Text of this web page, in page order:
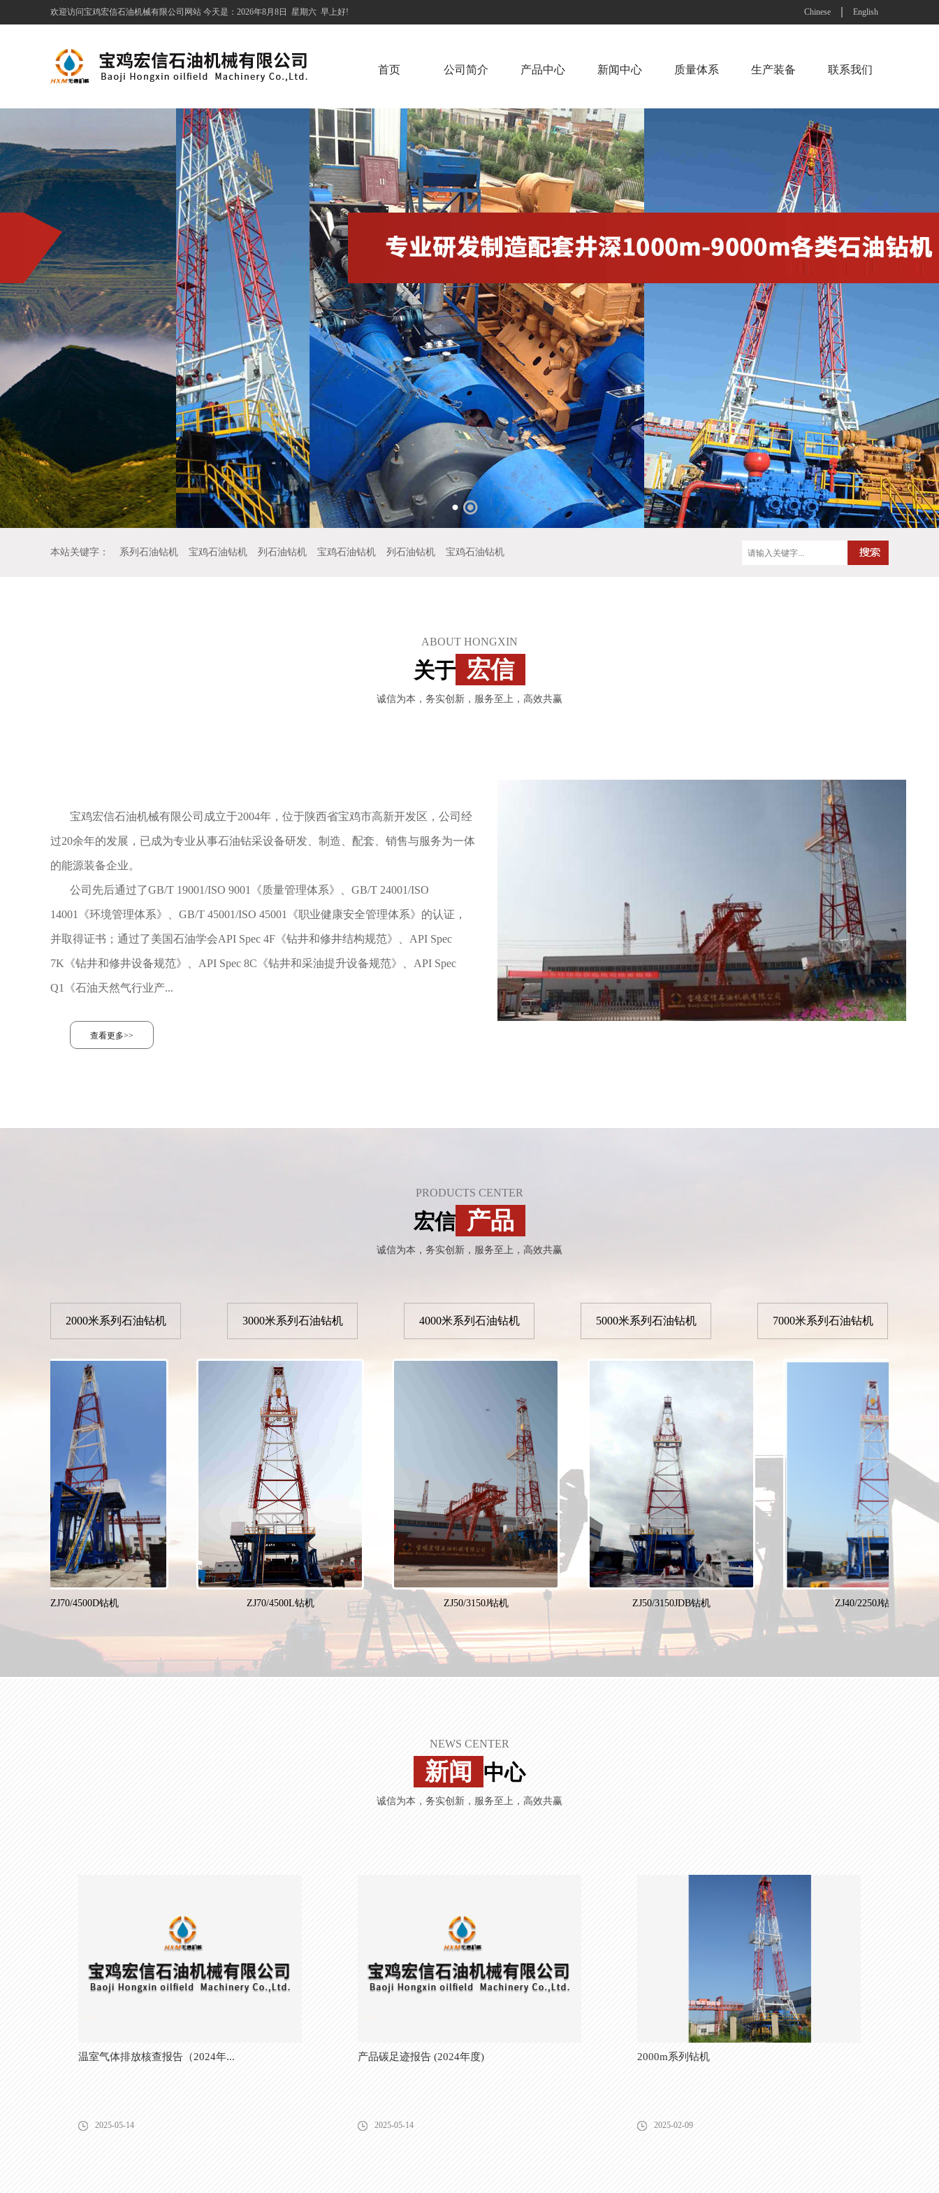
欢迎访问宝鸡宏信石油机械有限公司网站 今天是： 2026年8月8日 星期六 早上好! Chinese English
首页 公司简介 产品中心 新闻中心 质量体系 生产装备 联系我们
本站关键字： 系列石油钻机 宝鸡石油钻机 列石油钻机 宝鸡石油钻机 列石油钻机 宝鸡石油钻机
ABOUT HONGXIN
关于 宏信
诚信为本，务实创新，服务至上，高效共赢
宝鸡宏信石油机械有限公司成立于2004年，位于陕西省宝鸡市高新开发区，公司经
过20余年的发展，已成为专业从事石油钻采设备研发、制造、配套、销售与服务为一体
的能源装备企业。
公司先后通过了GB/T 19001/ISO 9001《质量管理体系》、GB/T 24001/ISO
14001《环境管理体系》、GB/T 45001/ISO 45001《职业健康安全管理体系》的认证，
并取得证书；通过了美国石油学会API Spec 4F《钻井和修井结构规范》、API Spec
7K《钻井和修井设备规范》、API Spec 8C《钻井和采油提升设备规范》、API Spec
Q1《石油天然气行业产...
查看更多>>
PRODUCTS CENTER
宏信 产品
诚信为本，务实创新，服务至上，高效共赢
2000米系列石油钻机 3000米系列石油钻机 4000米系列石油钻机 5000米系列石油钻机 7000米系列石油钻机
ZJ70/4500D钻机 ZJ70/4500L钻机 ZJ50/3150J钻机 ZJ50/3150JDB钻机 ZJ40/2250J钻机
NEWS CENTER
新闻 中心
诚信为本，务实创新，服务至上，高效共赢
温室气体排放核查报告（2024年...
2025-05-14
产品碳足迹报告 (2024年度)
2025-05-14
2000m系列钻机
2025-02-09